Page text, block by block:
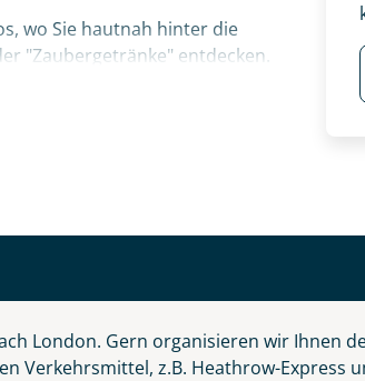
Instagram
wo Sie hautnah hinter die
"Zaubergetränke" entdecken.
London. Gern organisieren wir Ihnen
Verkehrsmittel, z.B. Heathrow-Express